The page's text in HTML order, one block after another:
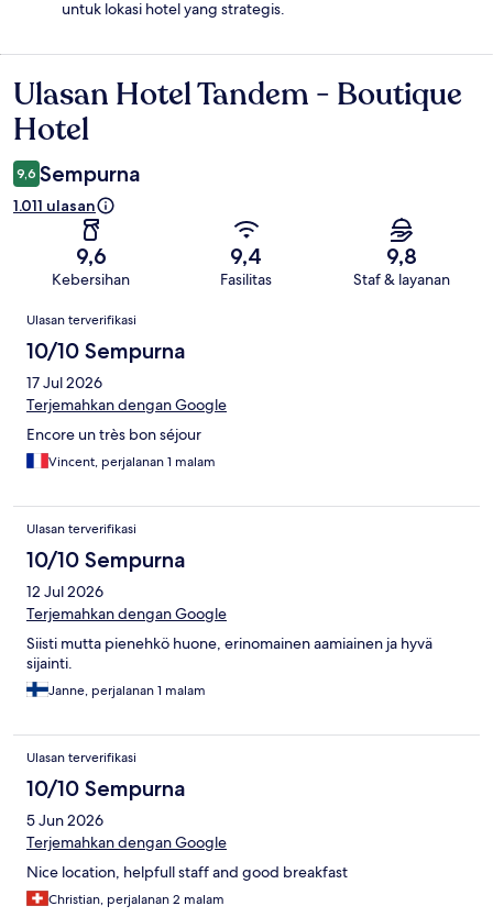
untuk lokasi hotel yang strategis.
Ulasan
Ulasan Hotel Tandem - Boutique
Hotel
9,6 Sempurna
1.011 ulasan
9,6
Kebersihan
9,4
Fasilitas
9,8
Staf & layanan
Ulasan
Ulasan terverifikasi
10/10 Sempurna
17 Jul 2026
Terjemahkan dengan Google
Encore un très bon séjour
Vincent, perjalanan 1 malam
Ulasan terverifikasi
10/10 Sempurna
12 Jul 2026
Terjemahkan dengan Google
Siisti mutta pienehkö huone, erinomainen aamiainen ja hyvä
sijainti.
Janne, perjalanan 1 malam
Ulasan terverifikasi
10/10 Sempurna
5 Jun 2026
Terjemahkan dengan Google
Nice location, helpfull staff and good breakfast
Christian, perjalanan 2 malam